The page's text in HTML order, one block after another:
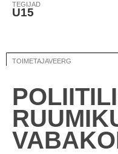
TEGIJAD
U15
TOIMETAJAVEERG